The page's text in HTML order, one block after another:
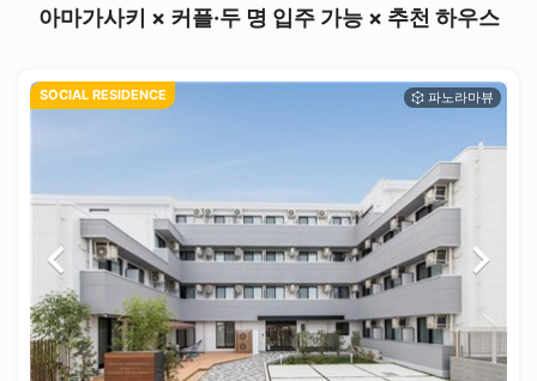
아마가사키 × 커플·두 명 입주 가능 × 추천 하우스
SOCIAL RESIDENCE